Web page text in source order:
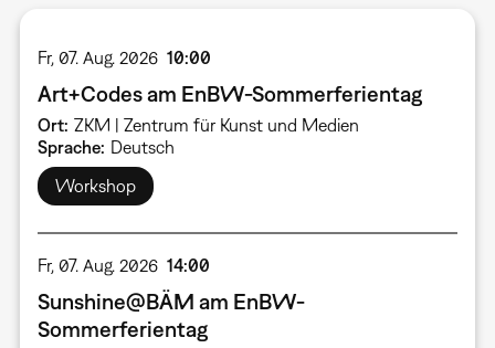
Fr, 07. Aug. 2026 10:00
Art+Codes am EnBW-Sommerferientag
Ort ZKM | Zentrum für Kunst und Medien
Sprache Deutsch
Workshop
Fr, 07. Aug. 2026 14:00
Sunshine@BÄM am EnBW-
Sommerferientag